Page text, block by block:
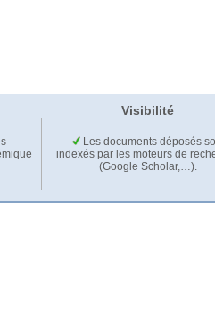
Visibilité
Les documents déposés
indexés par les moteurs de
(Google Scholar,…).